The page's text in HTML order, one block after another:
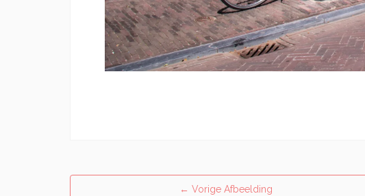
← Vorige Afbeelding